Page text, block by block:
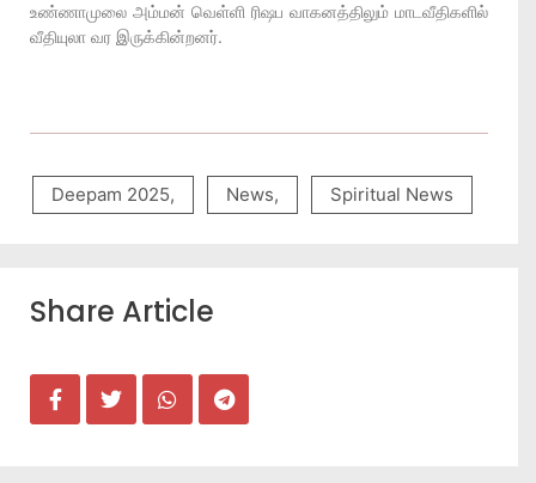
உண்ணாமுலை அம்மன் வெள்ளி ரிஷப வாகனத்திலும் மாடவீதிகளில்
வீதியுலா வர இருக்கின்றனர்.
Deepam 2025, News, Spiritual News
Share Article